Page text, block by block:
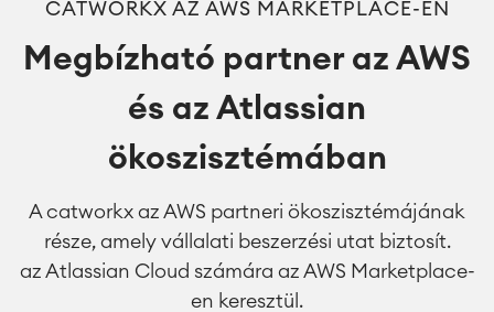
CATWORKX AZ AWS MARKETPLACE-EN
Megbízható partner az AWS
és az Atlassian
ökoszisztémában
A catworkx az AWS partneri ökoszisztémájának
része, amely vállalati beszerzési utat biztosít.
az Atlassian Cloud számára az AWS Marketplace-
en keresztül.